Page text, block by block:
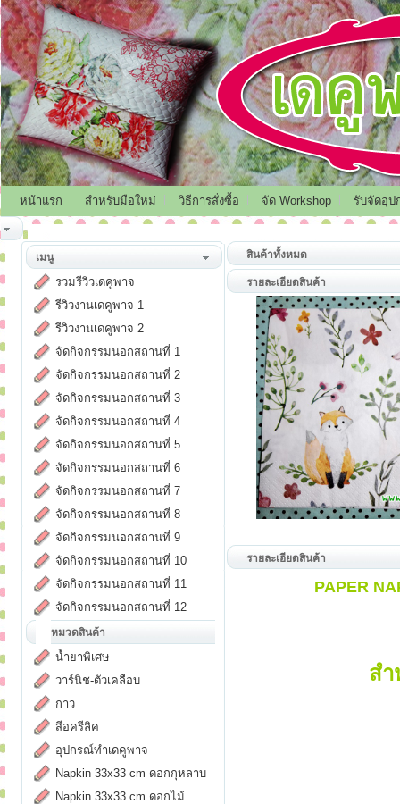
หน้าแรก สำหรับมือใหม่ วิธีการสั่งซื้อ จัด Workshop รับจัดอุป
เมนู
รวมรีวิวเดคูพาจ
รีวิวงานเดคูพาจ 1
รีวิวงานเดคูพาจ 2
จัดกิจกรรมนอกสถานที่ 1
จัดกิจกรรมนอกสถานที่ 2
จัดกิจกรรมนอกสถานที่ 3
จัดกิจกรรมนอกสถานที่ 4
จัดกิจกรรมนอกสถานที่ 5
จัดกิจกรรมนอกสถานที่ 6
จัดกิจกรรมนอกสถานที่ 7
จัดกิจกรรมนอกสถานที่ 8
จัดกิจกรรมนอกสถานที่ 9
จัดกิจกรรมนอกสถานที่ 10
จัดกิจกรรมนอกสถานที่ 11
จัดกิจกรรมนอกสถานที่ 12
หมวดสินค้า
น้ำยาพิเศษ
วาร์นิช-ตัวเคลือบ
กาว
สีอครีลิค
อุปกรณ์ทำเดคูพาจ
Napkin 33x33 cm ดอกกุหลาบ
Napkin 33x33 cm ดอกไม้
สินค้าทั้งหมด
รายละเอียดสินค้า
รายละเอียดสินค้า
PAPER
สำ